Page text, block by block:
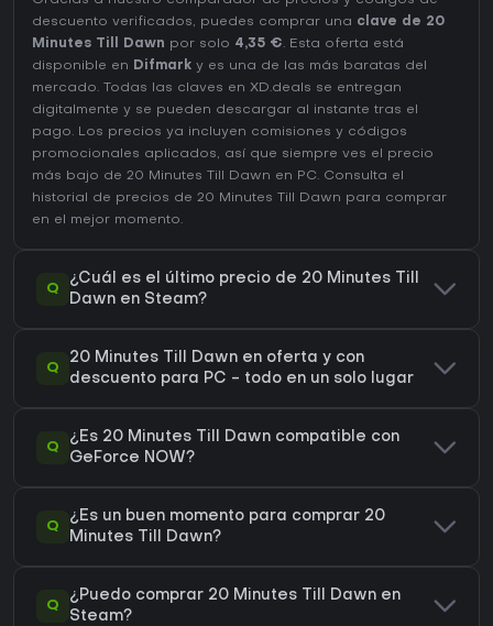
descuento verificados, puedes comprar una clave de 20
Minutes Till Dawn por solo 4,35 €. Esta oferta está
disponible en Difmark y es una de las más baratas del
mercado. Todas las claves en XD.deals se entregan
digitalmente y se pueden descargar al instante tras el
pago. Los precios ya incluyen comisiones y códigos
promocionales aplicados, así que siempre ves el precio
más bajo de 20 Minutes Till Dawn en PC. Consulta el
historial de precios de 20 Minutes Till Dawn para comprar
en el mejor momento.
Q
¿Cuál es el último precio de 20 Minutes Till
Dawn en Steam?
Q
20 Minutes Till Dawn en oferta y con
descuento para PC - todo en un solo lugar
Q
¿Es 20 Minutes Till Dawn compatible con
GeForce NOW?
Q
¿Es un buen momento para comprar 20
Minutes Till Dawn?
Q
¿Puedo comprar 20 Minutes Till Dawn en
Steam?